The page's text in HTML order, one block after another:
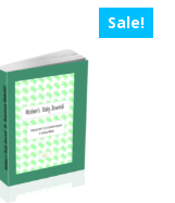
Sale!